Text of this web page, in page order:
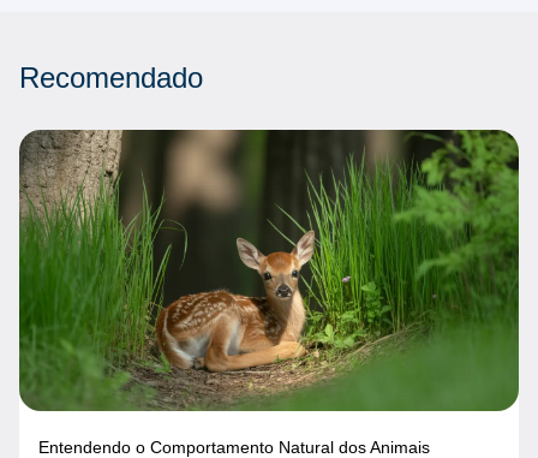
Recomendado
Entendendo o Comportamento Natural dos Animais